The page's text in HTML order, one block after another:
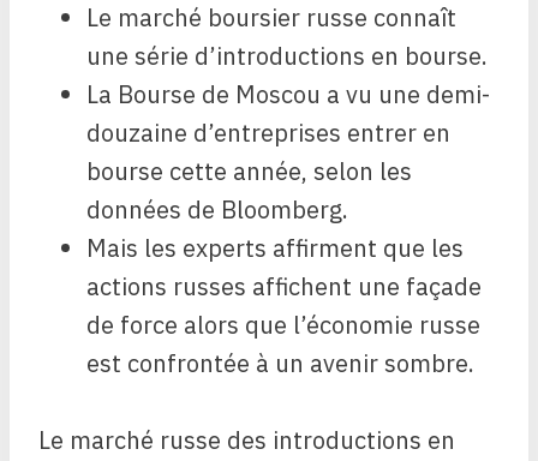
Le marché boursier russe connaît
une série d’introductions en bourse.
La Bourse de Moscou a vu une demi-
douzaine d’entreprises entrer en
bourse cette année, selon les
données de Bloomberg.
Mais les experts affirment que les
actions russes affichent une façade
de force alors que l’économie russe
est confrontée à un avenir sombre.
Le marché russe des introductions en